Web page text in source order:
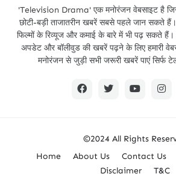
'Television Drama' एक मनोरंजन वेबसाइट है
छोटी-बड़ी ताजातरीन खबरें सबसे पहले जान सकते
फिल्मों के रिव्यूज और कमाई के बारे में भी पढ़ सकते हैं।
अपडेट और बॉलीवुड की खबरें पढ़ने के लिए हमारी
मनोरंजन से जुड़ी सभी जरूरी खबरें पाएं सिर्फ
©2024 All Rights
Home
About Us Contact Us
Disclaimer
T&C